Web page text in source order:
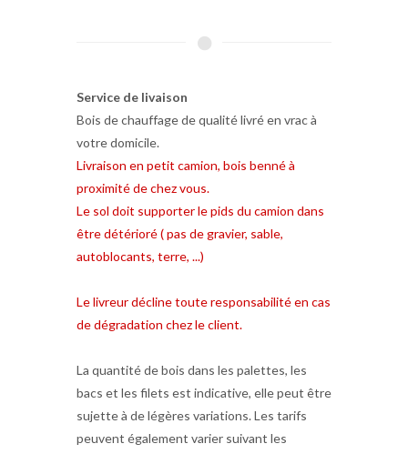
Service de livaison
Bois de chauffage de qualité livré en vrac à
votre domicile.
Livraison en petit camion, bois benné à
proximité de chez vous.
Le sol doit supporter le pids du camion dans
être détérioré ( pas de gravier, sable,
autoblocants, terre, ...)
Le livreur décline toute responsabilité en cas
de dégradation chez le client.
La quantité de bois dans les palettes, les
bacs et les filets est indicative, elle peut être
sujette à de légères variations. Les tarifs
peuvent également varier suivant les